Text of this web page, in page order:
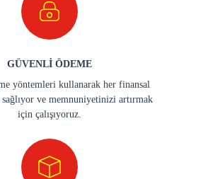
GÜVENLİ ÖDEME
yöntemleri kullanarak her finansal
ve memnuniyetinizi artırmak
için çalışıyoruz.